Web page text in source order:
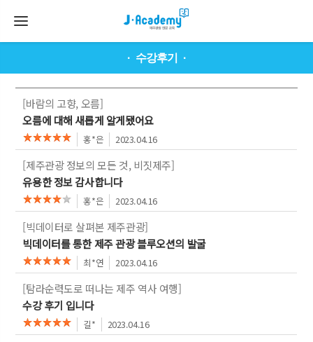
수강후기
[바람의 고향, 오름]
오름에 대해 새롭게 알게됐어요
홍*은 2023.04.16
[제주관광 정보의 모든 것, 비짓제주]
유용한 정보 감사합니다
홍*은 2023.04.16
[빅데이터로 살펴본 제주관광]
빅데이터를 통한 제주 관광 블루오션의 발굴
최*연 2023.04.16
[탐라순력도로 떠나는 제주 역사 여행]
수강 후기 입니다
길* 2023.04.16